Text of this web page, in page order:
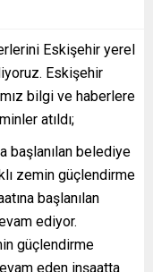
Eskişehir yerel
Eskişehir
bilgi ve haberlere
atıldı;
başlanılan belediye
zemin güçlendirme
başlanılan
ediyor.
güçlendirme
eden inşaatta